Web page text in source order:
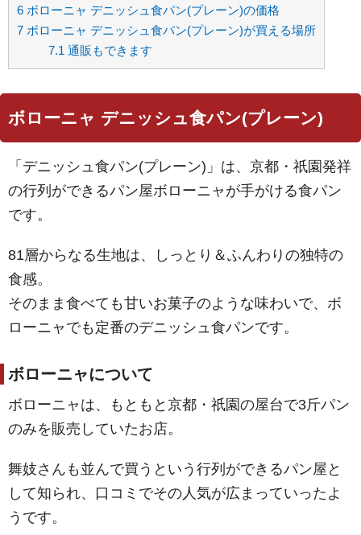
6 ボローニャ デニッシュ食パン(プレーン)の価格
7 ボローニャ デニッシュ食パン(プレーン)が買える場所
7.1 通販もできます
ボローニャ デニッシュ食パン(プレーン)
「デニッシュ食パン(プレーン)」は、京都・祇園発祥
の行列ができるパン屋ボローニャが手がける食パン
です。
81層からなる生地は、しっとり＆ふんわりの独特の
食感。
そのまま食べても甘いお菓子のような味わいで、ボ
ローニャでも定番のデニッシュ食パンです。
ボローニャについて
ボローニャは、もともと京都・祇園の屋台で3斤パン
のみを販売していたお店。
舞妓さんも並んで買うという行列ができるパン屋と
して知られ、口コミでその人気が広まっていったよ
うです。